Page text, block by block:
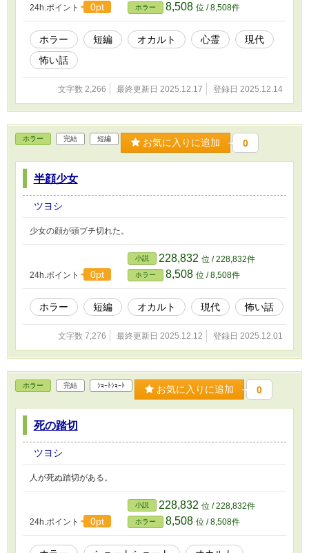
24h.ポイント 0pt ホラー 8,508 位 / 8,508件
ホラー 短編 オカルト 心霊
現代
怖い話
文字数 2,266 最終更新日 2025.12.17 登録日 2025.12.14
ホラー 完結 短編 お気に入りに追加 0
半顔少女
ツヨシ
少女の顔が頭ブチ切れた。
24h.ポイント 0pt
小説 228,832 位 / 228,832件
ホラー 8,508 位 / 8,508件
ホラー 短編 オカルト 現代 怖い話
文字数 7,276 最終更新日 2025.12.12 登録日 2025.12.01
ホラー 完結 ｼｮｰﾄｼｮｰﾄ お気に入りに追加 0
死の踏切
ツヨシ
人が死ぬ踏切がある。
24h.ポイント 0pt
小説 228,832 位 / 228,832件
ホラー 8,508 位 / 8,508件